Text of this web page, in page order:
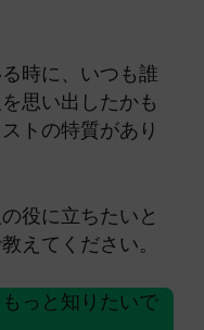
時に、いつも誰
思い出したかも
トの特質があり
役に立ちたいと
えてください。
っと知りたいで